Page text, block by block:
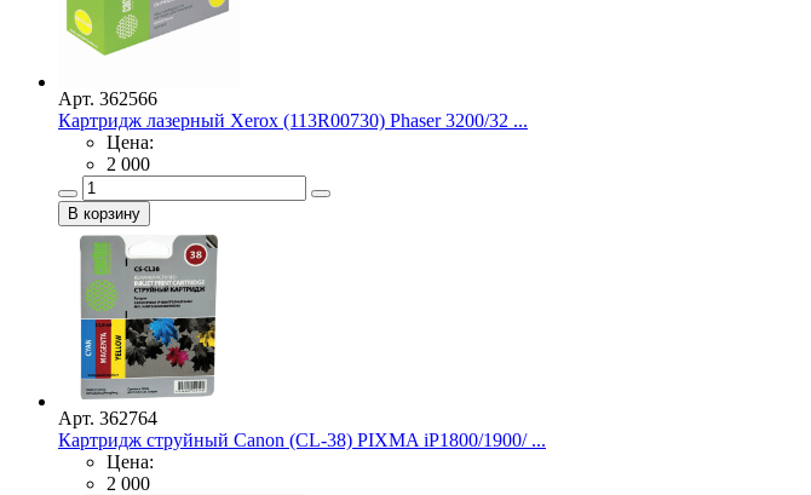
Арт. 362566
Картридж лазерный Xerox (113R00730) Phaser 3200/32 ...
Цена:
2 000
Арт. 362764
Картридж струйный Canon (CL-38) PIXMA iP1800/1900/ ...
Цена:
2 000